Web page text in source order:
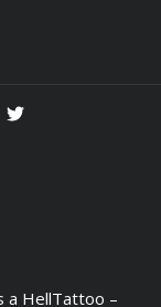
a HellTattoo –